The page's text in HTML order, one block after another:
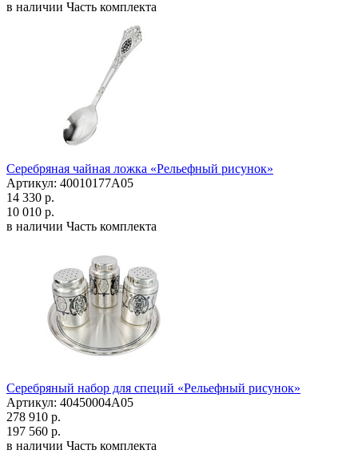
в наличии Часть комплекта
Серебряная чайная ложка «Рельефный рисунок»
Артикул: 40010177А05
14 330 р.
10 010 р.
в наличии Часть комплекта
Серебряный набор для специй «Рельефный рисунок»
Артикул: 40450004А05
278 910 р.
197 560 р.
в наличии Часть комплекта